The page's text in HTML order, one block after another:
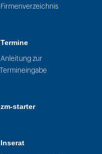
Firmenverzeichnis
Termine
Anleitung zur
Termineingabe
zm-starter
Inserat